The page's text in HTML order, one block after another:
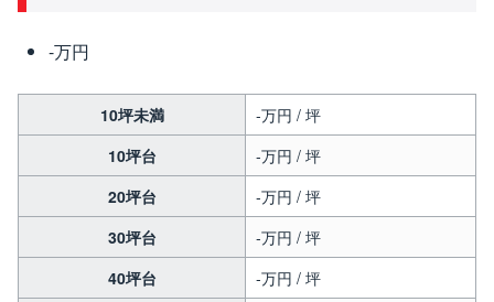
-万円
10坪未満
-万円 / 坪
10坪台
-万円 / 坪
20坪台
-万円 / 坪
30坪台
-万円 / 坪
40坪台
-万円 / 坪